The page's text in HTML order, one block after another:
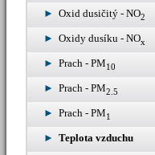
Oxid dusičitý - NO2
Oxidy dusíku - NOx
Prach - PM10
Prach - PM2.5
Prach - PM1
Teplota vzduchu